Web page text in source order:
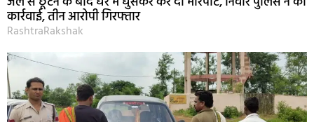
कार्रवाई, तीन आरोपी गिरफ्तार
RashtraRakshak